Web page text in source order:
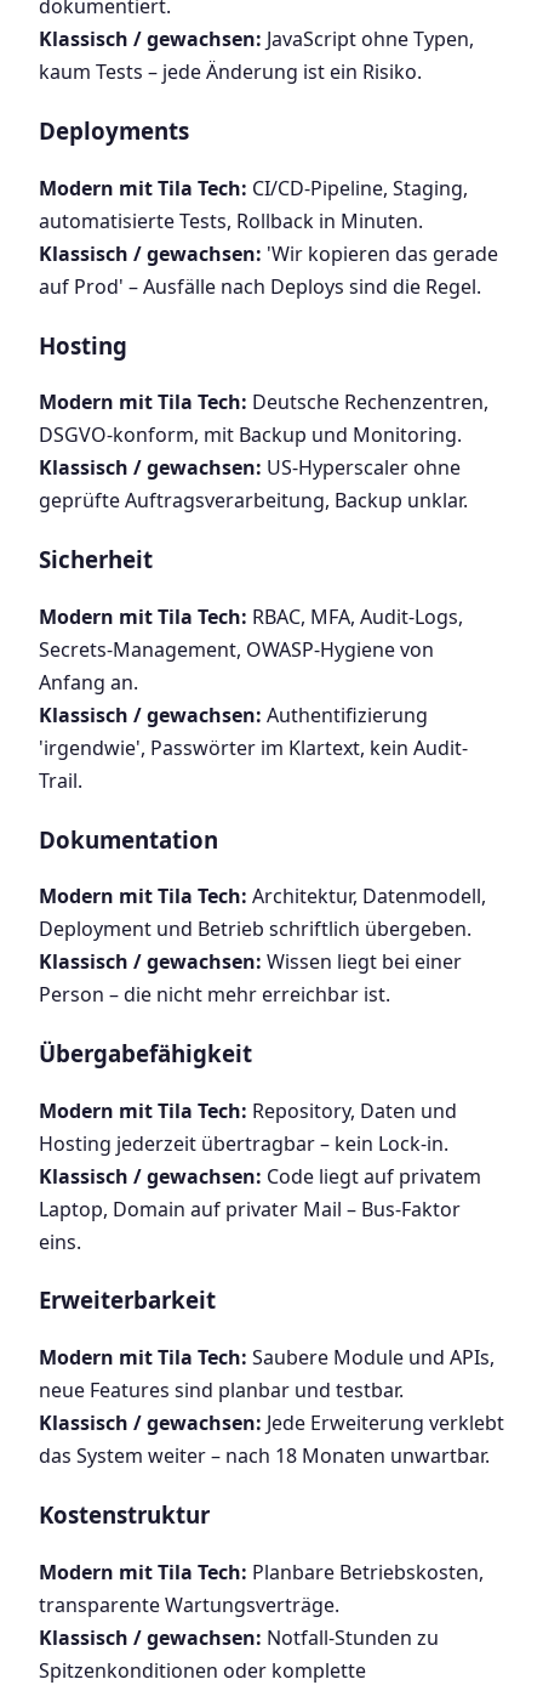
dokumentiert.
Klassisch / gewachsen: JavaScript ohne Typen,
kaum Tests – jede Änderung ist ein Risiko.
Deployments
Modern mit Tila Tech: CI/CD-Pipeline, Staging,
automatisierte Tests, Rollback in Minuten.
Klassisch / gewachsen: 'Wir kopieren das gerade
auf Prod' – Ausfälle nach Deploys sind die Regel.
Hosting
Modern mit Tila Tech: Deutsche Rechenzentren,
DSGVO-konform, mit Backup und Monitoring.
Klassisch / gewachsen: US-Hyperscaler ohne
geprüfte Auftragsverarbeitung, Backup unklar.
Sicherheit
Modern mit Tila Tech: RBAC, MFA, Audit-Logs,
Secrets-Management, OWASP-Hygiene von
Anfang an.
Klassisch / gewachsen: Authentifizierung
'irgendwie', Passwörter im Klartext, kein Audit-
Trail.
Dokumentation
Modern mit Tila Tech: Architektur, Datenmodell,
Deployment und Betrieb schriftlich übergeben.
Klassisch / gewachsen: Wissen liegt bei einer
Person – die nicht mehr erreichbar ist.
Übergabefähigkeit
Modern mit Tila Tech: Repository, Daten und
Hosting jederzeit übertragbar – kein Lock-in.
Klassisch / gewachsen: Code liegt auf privatem
Laptop, Domain auf privater Mail – Bus-Faktor
eins.
Erweiterbarkeit
Modern mit Tila Tech: Saubere Module und APIs,
neue Features sind planbar und testbar.
Klassisch / gewachsen: Jede Erweiterung verklebt
das System weiter – nach 18 Monaten unwartbar.
Kostenstruktur
Modern mit Tila Tech: Planbare Betriebskosten,
transparente Wartungsverträge.
Klassisch / gewachsen: Notfall-Stunden zu
Spitzenkonditionen oder komplette